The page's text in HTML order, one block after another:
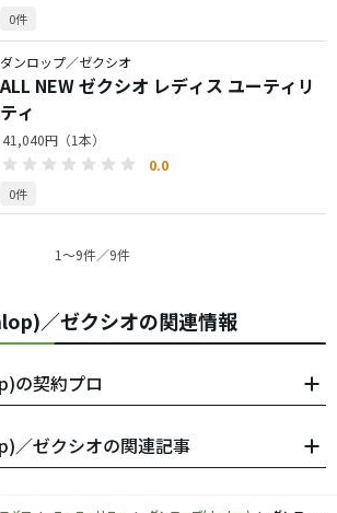
0件
ダンロップ／ゼクシオ
ALL NEW ゼクシオ レディス ユーティリ
ティ
41,040円（1本）
0.0
0件
1〜9件／9件
／ゼクシオの関連情報
の契約プロ
／ゼクシオの関連記事